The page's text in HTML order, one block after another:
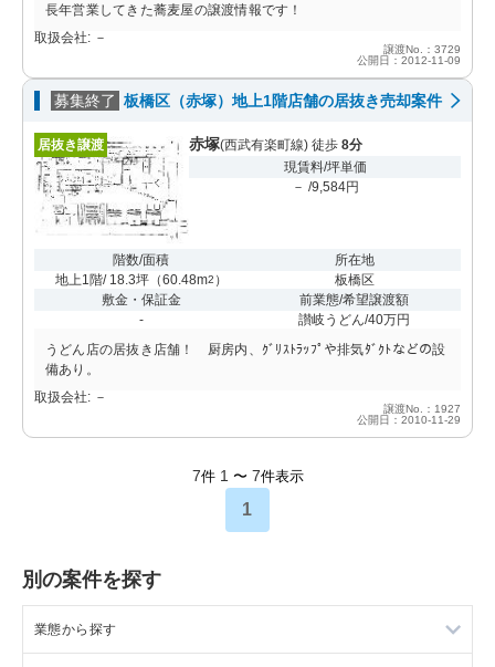
長年営業してきた蕎麦屋の譲渡情報です！
取扱会社: －
譲渡No.：3729
公開日：2012-11-09
募集終了 板橋区（赤塚）地上1階店舗の居抜き売却案件
居抜き譲渡 赤塚(西武有楽町線) 徒歩 8分
現賃料/坪単価
－ /9,584円
階数/面積
地上1階/ 18.3坪（60.48m2 ）
所在地
板橋区
敷金・保証金
-
前業態/希望譲渡額
讃岐うどん/40万円
うどん店の居抜き店舗！ 厨房内、ｸﾞﾘｽﾄﾗｯﾌﾟや排気ﾀﾞｸﾄなどの設
備あり。
取扱会社: －
譲渡No.：1927
公開日：2010-11-29
7件 1 〜 7件表示
1
別の案件を探す
業態から探す